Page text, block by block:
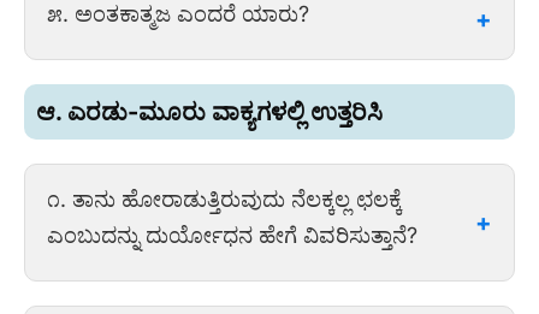
ದುರ್ಯೋಧನ.
೫. ಅಂತಕಾತ್ಮಜ ಎಂದರೆ ಯಾರು?
ಉತ್ತರ: ಅಂತಕಾತ್ಮಜ ಎಂದರೆ ಯಮನ ಮಗನಾದ
ಯುಧಿಷ್ಠಿರ (ಧರ್ಮರಾಯ).
ಆ. ಎರಡು-ಮೂರು ವಾಕ್ಯಗಳಲ್ಲಿ ಉತ್ತರಿಸಿ
೧. ತಾನು ಹೋರಾಡುತ್ತಿರುವುದು ನೆಲಕ್ಕಲ್ಲ ಛಲಕ್ಕೆ
ಎಂಬುದನ್ನು ದುರ್ಯೋಧನ ಹೇಗೆ ವಿವರಿಸುತ್ತಾನೆ?